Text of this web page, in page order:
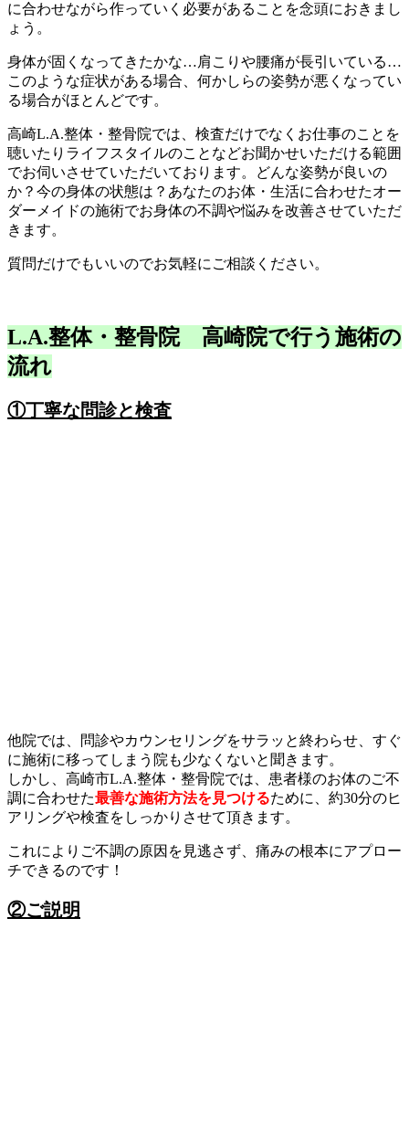
に合わせながら作っていく必要があることを念頭におきまし
ょう。
身体が固くなってきたかな…肩こりや腰痛が長引いている…
このような症状がある場合、何かしらの姿勢が悪くなってい
る場合がほとんどです。
高崎L.A.整体・整骨院では、検査だけでなくお仕事のことを
聴いたりライフスタイルのことなどお聞かせいただける範囲
でお伺いさせていただいております。どんな姿勢が良いの
か？今の身体の状態は？あなたのお体・生活に合わせたオー
ダーメイドの施術でお身体の不調や悩みを改善させていただ
きます。
質問だけでもいいのでお気軽にご相談ください。
L.A.整体・整骨院 高崎院で行う施術の
流れ
①丁寧な問診と検査
他院では、問診やカウンセリングをサラッと終わらせ、すぐ
に施術に移ってしまう院も少なくないと聞きます。
しかし、高崎市L.A.整体・整骨院では、患者様のお体のご不
調に合わせた最善な施術方法を見つけるために、約30分のヒ
アリングや検査をしっかりさせて頂きます。
これによりご不調の原因を見逃さず、痛みの根本にアプロー
チできるのです！
②ご説明